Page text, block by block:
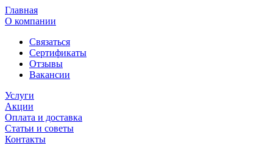
Главная
О компании
Связаться
Сертификаты
Отзывы
Вакансии
Услуги
Акции
Оплата и доставка
Статьи и советы
Контакты